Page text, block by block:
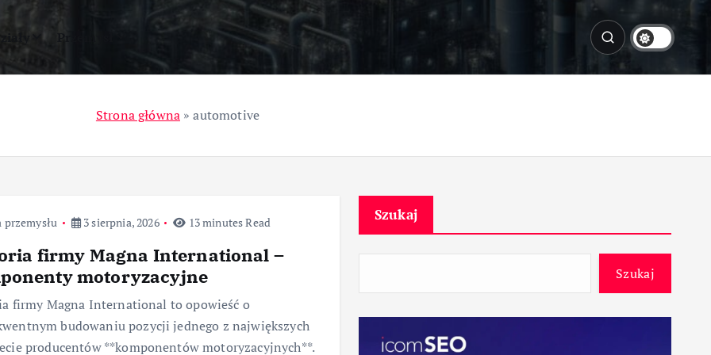
Przemysł
Strona główna »automotive
3 sierpnia, 2026 13 minutes Read
firmy Magna International –
motoryzacyjne
firmy Magna International to opowieść o
budowaniu pozycji jednego z największych
producentów **komponentów motoryzacyjnych**.
Szukaj
Szukaj